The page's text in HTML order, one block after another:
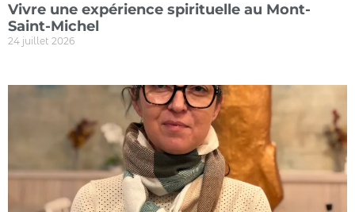
Vivre une expérience spirituelle au Mont-
Saint-Michel
24 juillet 2026